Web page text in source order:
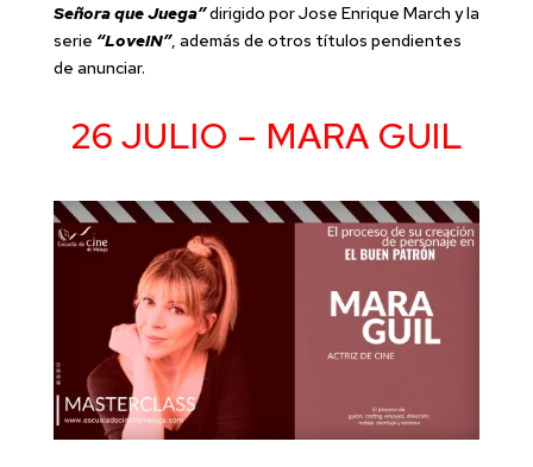
Señora que Juega”dirigido por Jose Enrique March y la
serie “LoveIN”, además de otros títulos pendientes
de anunciar.
26 JULIO – MARA GUIL